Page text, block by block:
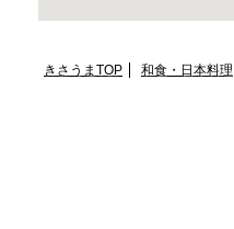
きさうまTOP 和食・日本料理